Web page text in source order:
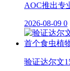
AOC推出专
2026-08-09 0
验证达尔文